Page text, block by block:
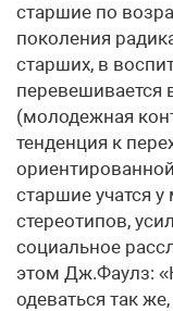
старшие по
поколения
старших, в
перевешивается
(молодежная
тенденция к
старшие учатся
стереотипов,
социальное
этом Дж.Фаулз:
одеваться так